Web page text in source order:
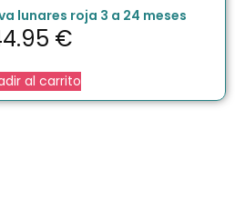
lunares roja 3 a 24 meses
€
al carrito